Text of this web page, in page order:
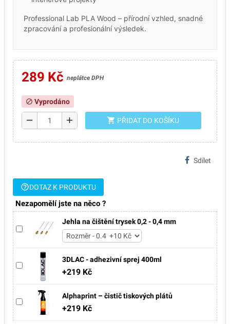
Professional Lab PLA Wood – přírodní vzhled, snadné
zpracování a profesionální výsledek.
289 Kč neplátce DPH
block Vyprodáno
remove add shopping_cart PŘIDAT DO KOŠÍKU
Sdílet
help_outlineDOTAZ K PRODUKTU
Nezapomělí jste na něco ?
Jehla na čištění trysek 0,2 - 0,4 mm
3DLAC - adhezivní sprej 400ml
+219 Kč
Alphaprint – čistič tiskových plátů
+219 Kč